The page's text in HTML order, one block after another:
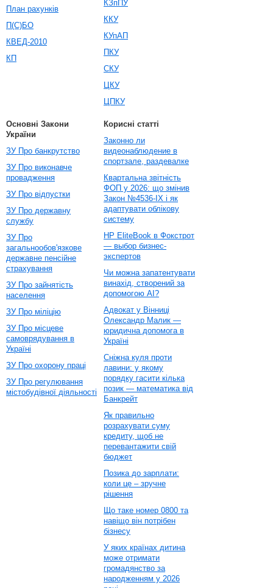
План рахунків
П(С)БО
КВЕД-2010
КП
КЗпПУ
ККУ
КУпАП
ПКУ
СКУ
ЦКУ
ЦПКУ
Основні Закони
України
ЗУ Про банкрутство
ЗУ Про виконавче
провадження
ЗУ Про відпустки
ЗУ Про державну
службу
ЗУ Про
загальнообов'язкове
державне пенсійне
страхування
ЗУ Про зайнятість
населення
ЗУ Про міліцію
ЗУ Про місцеве
самоврядування в
Україні
ЗУ Про охорону праці
ЗУ Про регулювання
містобудівної діяльності
Корисні статті
Законно ли
видеонаблюдение в
спортзале, раздевалке
Квартальна звітність
ФОП у 2026: що змінив
Закон №4536-IX і як
адаптувати облікову
систему
HP EliteBook в Фокстрот
— выбор бизнес-
экспертов
Чи можна запатентувати
винахід, створений за
допомогою AI?
Адвокат у Вінниці
Олександр Малик —
юридична допомога в
Україні
Сніжна куля проти
лавини: у якому
порядку гасити кілька
позик — математика від
Банкрейт
Як правильно
розрахувати суму
кредиту, щоб не
перевантажити свій
бюджет
Позика до зарплати:
коли це – зручне
рішення
Що таке номер 0800 та
навіщо він потрібен
бізнесу
У яких країнах дитина
може отримати
громадянство за
народженням у 2026